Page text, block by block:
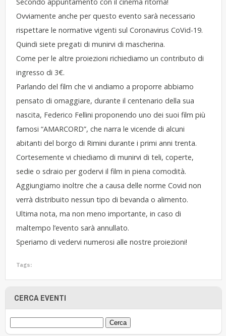
Secondo appuntamento con il cinema ritorna!
Ovviamente anche per questo evento sarà necessario
rispettare le normative vigenti sul Coronavirus CoVid-19.
Quindi siete pregati di munirvi di mascherina.
Come per le altre proiezioni richiediamo un contributo di
ingresso di 3€.
Parlando del film che vi andiamo a proporre abbiamo
pensato di omaggiare, durante il centenario della sua
nascita, Federico Fellini proponendo uno dei suoi film più
famosi “AMARCORD”, che narra le vicende di alcuni
abitanti del borgo di Rimini durante i primi anni trenta.
Cortesemente vi chiediamo di munirvi di teli, coperte,
sedie o sdraio per godervi il film in piena comodità.
Aggiungiamo inoltre che a causa delle norme Covid non
verrà distribuito nessun tipo di bevanda o alimento.
Ultima nota, ma non meno importante, in caso di
maltempo l’evento sarà annullato.
Speriamo di vedervi numerosi alle nostre proiezioni!
Tags:
CERCA EVENTI